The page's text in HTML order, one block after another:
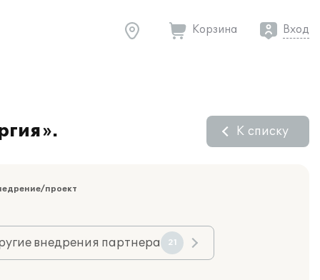
Корзина Вход
К списку
проект
внедрения партнера 21